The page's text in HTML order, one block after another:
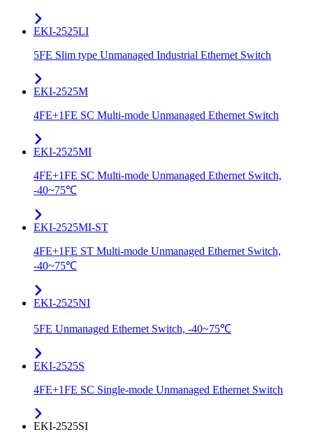
EKI-2525LI
5FE Slim type Unmanaged Industrial Ethernet Switch
EKI-2525M
4FE+1FE SC Multi-mode Unmanaged Ethernet Switch
EKI-2525MI
4FE+1FE SC Multi-mode Unmanaged Ethernet Switch,
-40~75℃
EKI-2525MI-ST
4FE+1FE ST Multi-mode Unmanaged Ethernet Switch,
-40~75℃
EKI-2525NI
5FE Unmanaged Ethernet Switch, -40~75℃
EKI-2525S
4FE+1FE SC Single-mode Unmanaged Ethernet Switch
EKI-2525SI